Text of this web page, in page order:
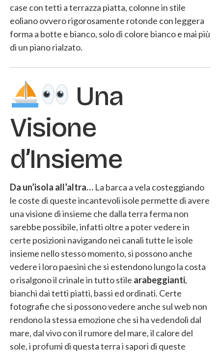
case con tetti a terrazza piatta, colonne in stile
eoliano ovvero rigorosamente rotonde con leggera
forma a botte e bianco, solo di colore bianco e mai più
di un piano rialzato.
Una
Visione
d’Insieme
Da un’isola all’altra… La barca a vela costeggiando
le coste di queste incantevoli isole permette di avere
una visione di insieme che dalla terra ferma non
sarebbe possibile, infatti oltre a poter vedere in
certe posizioni navigando nei canali tutte le isole
insieme nello stesso momento, si possono anche
vedere i loro paesini che si estendono lungo la costa
o risalgono il crinale in tutto stile arabeggianti,
bianchi dai tetti piatti, bassi ed ordinati. Certe
fotografie che si possono vedere anche sul web non
rendono la stessa emozione che si ha vedendoli dal
mare, dal vivo con il rumore del mare, il calore del
sole, i profumi di questa terra i sapori di queste